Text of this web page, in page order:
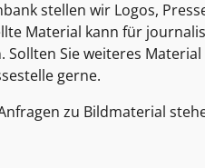
stellen wir Logos,
Material kann für
Sollten Sie weiteres
gerne.
zu Bildmaterial